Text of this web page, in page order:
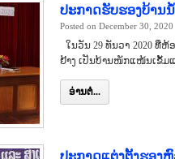
ປະກາດຮັບຮອງບ້ານ
Posted on December 30, 2020
ໃນວັນ 29 ທັນວາ 2020 ທີ່
ຢ້າງ ເປັນບ້ານໜັກແໜ້ນເຂັ້ມ
ອ່ານຕໍ່...
ປະກາດແຕ່ງຕັ້ງຮອງ